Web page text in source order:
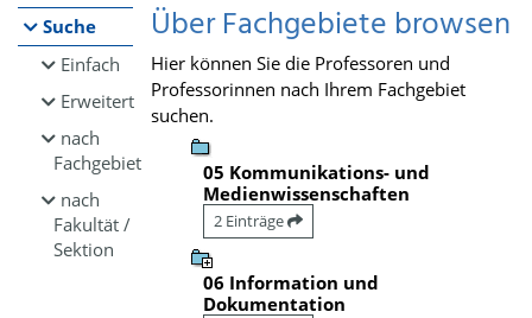
Suche
Einfach
Erweitert
nach
Fachgebiet
nach
Fakultät /
Sektion
Über Fachgebiete browsen
Hier können Sie die Professoren und
Professorinnen nach Ihrem Fachgebiet
suchen.
05 Kommunikations- und
Medienwissenschaften
2 Einträge
06 Information und
Dokumentation